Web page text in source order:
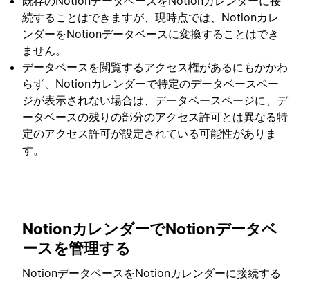
続することはできますが、現時点では、Notionカレ
ンダーをNotionデータベースに変換することはでき
ません。
データベースを閲覧するアクセス権があるにもかかわ
らず、Notionカレンダーで特定のデータベースペー
ジが表示されない場合は、データベースページに、デ
ータベースの残りの部分のアクセス許可とは異なる特
定のアクセス許可が設定されている可能性がありま
す。
NotionカレンダーでNotionデータベ
ースを管理する
NotionデータベースをNotionカレンダーに接続する